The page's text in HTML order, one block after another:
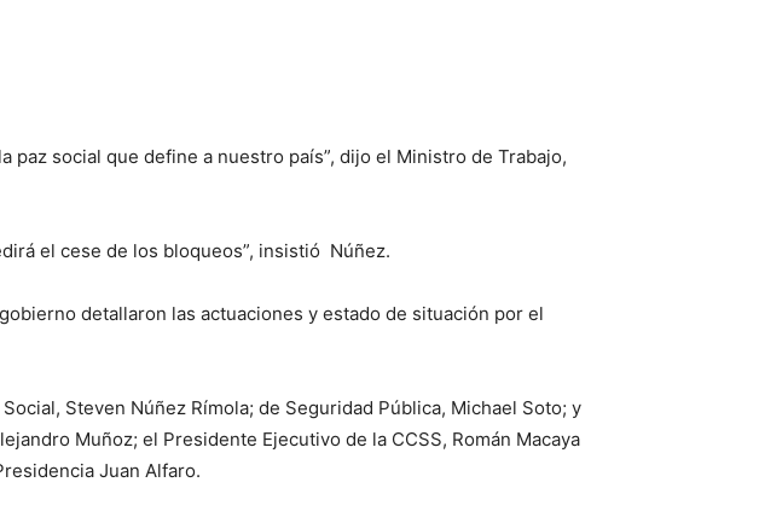
social que define a nuestro país”, dijo el Ministro de Trabajo,
el cese de los bloqueos”, insistió Núñez.
detallaron las actuaciones y estado de situación por el
Steven Núñez Rímola; de Seguridad Pública, Michael Soto; y
Muñoz; el Presidente Ejecutivo de la CCSS, Román Macaya
Juan Alfaro.